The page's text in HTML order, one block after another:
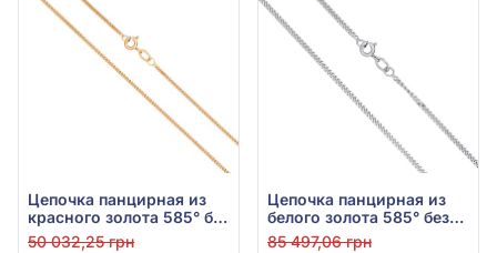
Цепочка панцирная из
красного золота 585° без
вставки, арт. ц301003
50 032,25 грн
Цепочка панцирная из
белого золота 585° без
вставки, арт. ц301006б
85 497,06 грн